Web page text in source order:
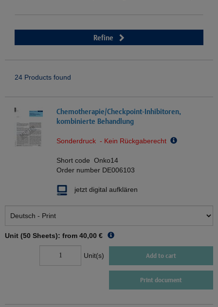
Refine
24 Products found
Chemotherapie/Checkpoint-Inhibitoren,
kombinierte Behandlung
Sonderdruck - Kein Rückgaberecht
Short code Onko14
Order number DE006103
jetzt digital aufklären
Unit (50 Sheets): from 40,00 €
Unit(s) Add to cart
Print document